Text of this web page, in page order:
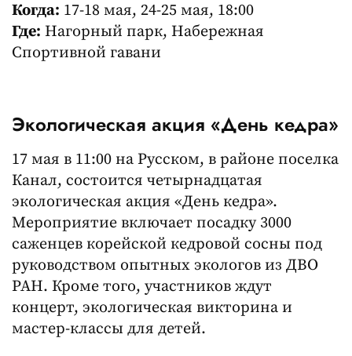
Когда: 17-18 мая, 24-25 мая, 18:00
Где: Нагорный парк, Набережная
Спортивной гавани
Экологическая акция «День кедра»
17 мая в 11:00 на Русском, в районе поселка
Канал, состоится четырнадцатая
экологическая акция «День кедра».
Мероприятие включает посадку 3000
саженцев корейской кедровой сосны под
руководством опытных экологов из ДВО
РАН. Кроме того, участников ждут
концерт, экологическая викторина и
мастер-классы для детей.